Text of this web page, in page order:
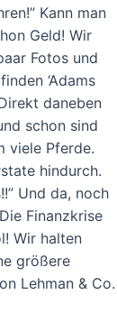
Kann man
Geld! Wir
Fotos und
‘Adams
daneben
schon sind
viele Pferde.
hindurch.
Und da, noch
Finanzkrise
Wir halten
größere
Lehman & Co.